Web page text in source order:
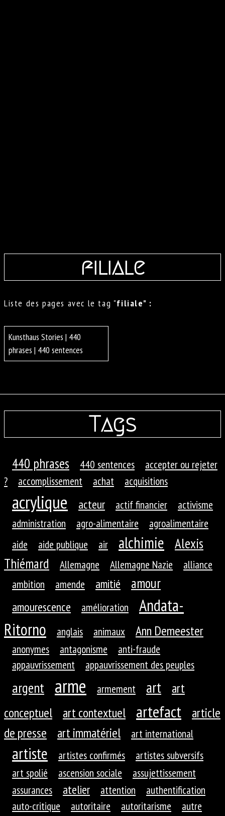
filiale
Liste des pages avec le tag "filiale" :
Kunsthaus Stories | 440
phrases | 440 sentences
Tags
440 phrases 440 sentences
accepter ou rejeter
?
accomplissement achat acquisitions
acrylique acteur actif financier
activisme
administration
agro-alimentaire
agroalimentaire
aide
aide publique air alchimie
Alexis
Thiémard
Allemagne Allemagne Nazie
alliance
ambition
amende amitié amour
amourescence amélioration
Andata-
Ritorno
anglais animaux Ann Demeester
anonymes antagonisme
anti-fraude
appauvrissement
appauvrissement des peuples
argent arme armement art
art
conceptuel
art contextuel artefact
article
de presse
art immatériel art international
artiste artistes confirmés
artistes subversifs
art spolié
ascension sociale
assujettissement
assurances
atelier attention
authentification
auto-critique
autoritaire autoritarisme
autre